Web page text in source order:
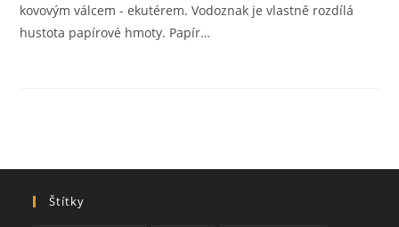
kovovým válcem - ekutérem. Vodoznak je vlastně rozdílá
hustota papírové hmoty. Papír…
Štítky